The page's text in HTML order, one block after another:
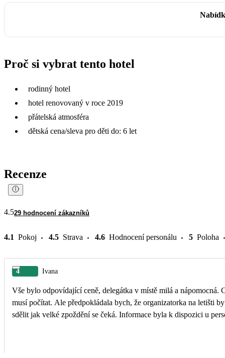
Proč si vybrat tento hotel
rodinný hotel
hotel renovovaný v roce 2019
přátelská atmosféra
dětská cena/sleva pro děti do: 6 let
Recenze
4.529 hodnocení zákazníků
4.1 Pokoj 4.5 Strava 4.6 Hodnocení personálu 5 Poloha
4 Ivana
Vše bylo odpovídající ceně, delegátka v místě milá a nápomocná. Celkově spokojenost. Jen při zpáteční cestě bylo z důvodu počasí velké zpoždění letadla. S tím se
musí počítat. Ale předpokládala bych, že organizatorka na letišti
sdělit jak velké zpoždění se čeká. Informace byla k dispozici u